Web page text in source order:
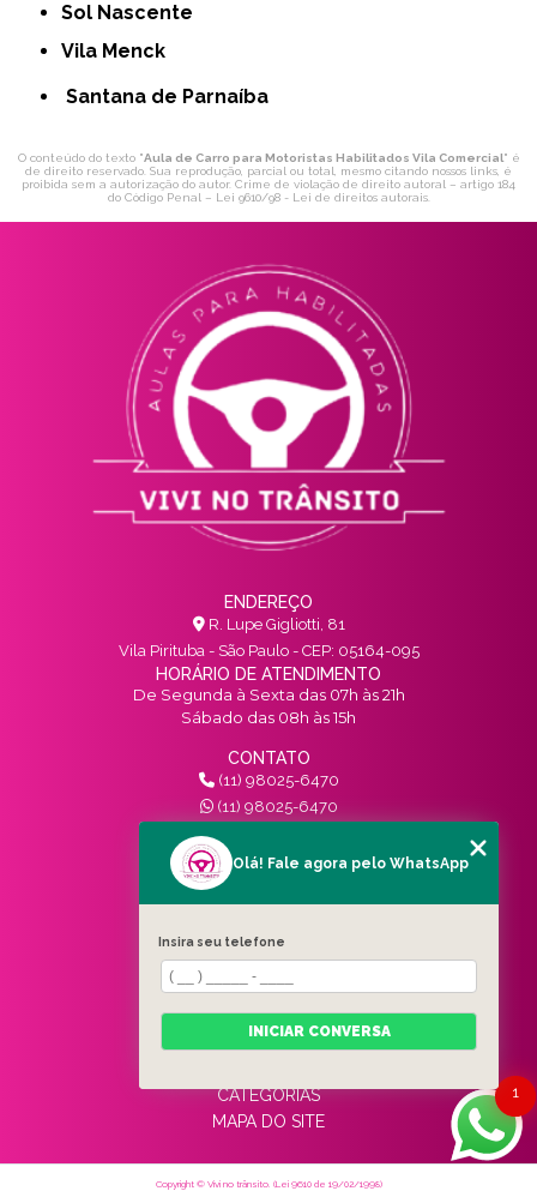
Sol Nascente
Vila Menck
Santana de Parnaíba
O conteúdo do texto "Aula de Carro para Motoristas Habilitados Vila Comercial" é
de direito reservado. Sua reprodução, parcial ou total, mesmo citando nossos links, é
proibida sem a autorização do autor. Crime de violação de direito autoral – artigo 184
do Código Penal – Lei 9610/98 - Lei de direitos autorais.
ENDEREÇO
R. Lupe Gigliotti, 81
Vila Pirituba - São Paulo - CEP: 05164-095
HORÁRIO DE ATENDIMENTO
De Segunda à Sexta das 07h às 21h
Sábado das 08h às 15h
CONTATO
(11) 98025-6470
(11) 98025-6470
contato@vivinotransito.com.br
SIGA-NOS!
MENU
HOME
QUEM SOMOS
SERVIÇOS
BLOG
CATEGORIAS
MAPA DO SITE
Copyright © Vivi no trânsito. (Lei 9610 de 19/02/1998)
1
Olá! Fale agora pelo WhatsApp
Insira seu telefone
INICIAR CONVERSA